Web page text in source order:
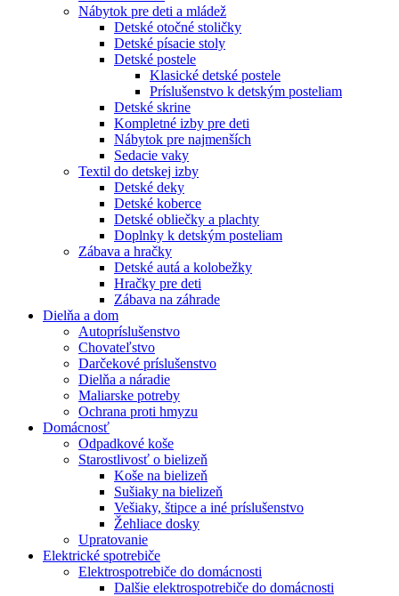
Nábytok pre deti a mládež
Detské otočné stoličky
Detské písacie stoly
Detské postele
Klasické detské postele
Príslušenstvo k detským posteliam
Detské skrine
Kompletné izby pre deti
Nábytok pre najmenších
Sedacie vaky
Textil do detskej izby
Detské deky
Detské koberce
Detské obliečky a plachty
Doplnky k detským posteliam
Zábava a hračky
Detské autá a kolobežky
Hračky pre deti
Zábava na záhrade
Dielňa a dom
Autopríslušenstvo
Chovateľstvo
Darčekové príslušenstvo
Dielňa a náradie
Maliarske potreby
Ochrana proti hmyzu
Domácnosť
Odpadkové koše
Starostlivosť o bielizeň
Koše na bielizeň
Sušiaky na bielizeň
Vešiaky, štipce a iné príslušenstvo
Žehliace dosky
Upratovanie
Elektrické spotrebiče
Elektrospotrebiče do domácnosti
Dalšie elektrospotrebiče do domácnosti